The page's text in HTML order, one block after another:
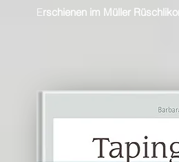
Erschienen im Müller